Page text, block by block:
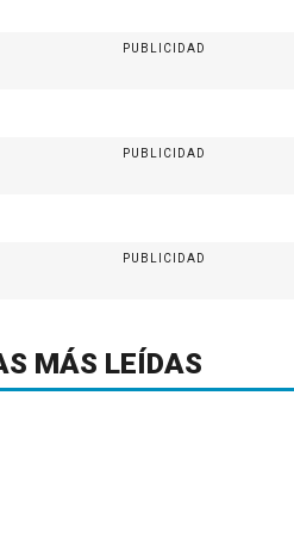
PUBLICIDAD
PUBLICIDAD
PUBLICIDAD
MÁS LEÍDAS